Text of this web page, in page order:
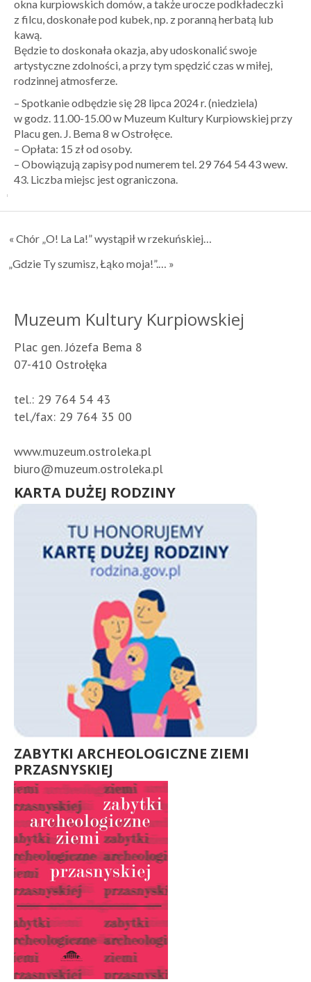
okna kurpiowskich domów, a także urocze podkładeczki
z filcu, doskonałe pod kubek, np. z poranną herbatą lub
kawą.
Będzie to doskonała okazja, aby udoskonalić swoje
artystyczne zdolności, a przy tym spędzić czas w miłej,
rodzinnej atmosferze.
– Spotkanie odbędzie się 28 lipca 2024 r. (niedziela)
w godz. 11.00-15.00 w Muzeum Kultury Kurpiowskiej przy
Placu gen. J. Bema 8 w Ostrołęce.
– Opłata: 15 zł od osoby.
– Obowiązują zapisy pod numerem tel. 29 764 54 43 wew.
43. Liczba miejsc jest ograniczona.
« Chór „O! La La!” wystąpił w rzekuńskiej…
„Gdzie Ty szumisz, Łąko moja!”.… »
Muzeum Kultury Kurpiowskiej
Plac gen. Józefa Bema 8
07-410 Ostrołęka
tel.: 29 764 54 43
tel./fax: 29 764 35 00
www.muzeum.ostroleka.pl
biuro@muzeum.ostroleka.pl
KARTA DUŻEJ RODZINY
ZABYTKI ARCHEOLOGICZNE ZIEMI
PRZASNYSKIEJ